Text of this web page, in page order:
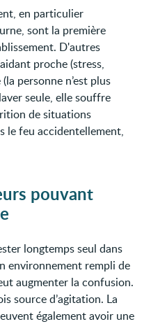
en particulier
sont la première
D'autres
proche (stress,
personne n’est plus
seule, elle souffre
de situations
le feu accidentellement,
pouvant
longtemps seul dans
environnement rempli de
augmenter la confusion.
source d’agitation. La
également avoir une